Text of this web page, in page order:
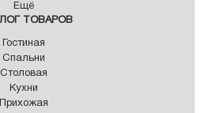
Ещё
ТОВАРОВ
Гостиная
Спальни
Столовая
Кухни
Прихожая